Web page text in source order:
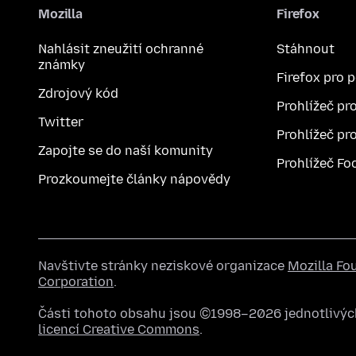
Mozilla
Nahlásit zneužití ochranné
známky
Zdrojový kód
Twitter
Zapojte se do naší komunity
Prozkoumejte články nápovědy
Firefox
Stáhnout
Firefox pro
Prohlížeč
Prohlížeč
Prohlížeč
Navštivte stránky neziskové organizace Mozilla
Corporation.
Části tohoto obsahu jsou ©1998–2026
licencí Creative Commons.